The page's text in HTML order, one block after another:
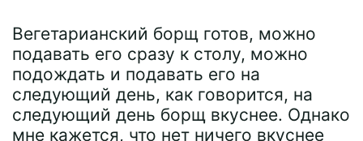
Вегетарианский борщ готов, можно
подавать его сразу к столу, можно
подождать и подавать его на
следующий день, как говорится, на
следующий день борщ вкуснее. Однако
мне кажется, что нет ничего вкуснее